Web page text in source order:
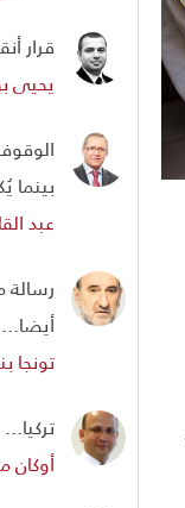
قرار
يحيى
بينما
عبد
أيضا...
تونجا
أوكان